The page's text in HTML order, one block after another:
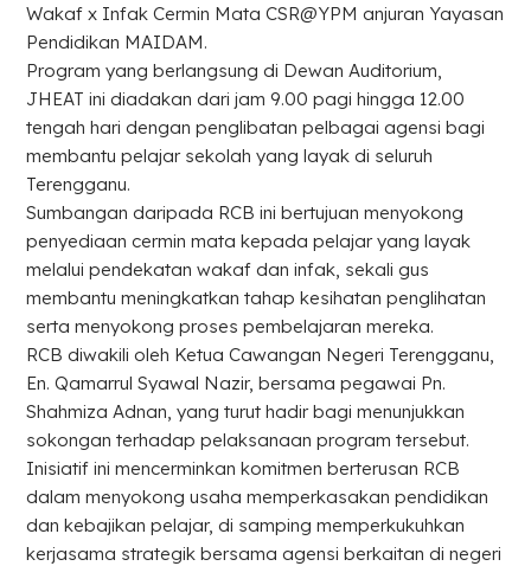
Wakaf x Infak Cermin Mata CSR@YPM anjuran Yayasan
Pendidikan MAIDAM.
Program yang berlangsung di Dewan Auditorium,
JHEAT ini diadakan dari jam 9.00 pagi hingga 12.00
tengah hari dengan penglibatan pelbagai agensi bagi
membantu pelajar sekolah yang layak di seluruh
Terengganu.
Sumbangan daripada RCB ini bertujuan menyokong
penyediaan cermin mata kepada pelajar yang layak
melalui pendekatan wakaf dan infak, sekali gus
membantu meningkatkan tahap kesihatan penglihatan
serta menyokong proses pembelajaran mereka.
RCB diwakili oleh Ketua Cawangan Negeri Terengganu,
En. Qamarrul Syawal Nazir, bersama pegawai Pn.
Shahmiza Adnan, yang turut hadir bagi menunjukkan
sokongan terhadap pelaksanaan program tersebut.
Inisiatif ini mencerminkan komitmen berterusan RCB
dalam menyokong usaha memperkasakan pendidikan
dan kebajikan pelajar, di samping memperkukuhkan
kerjasama strategik bersama agensi berkaitan di negeri